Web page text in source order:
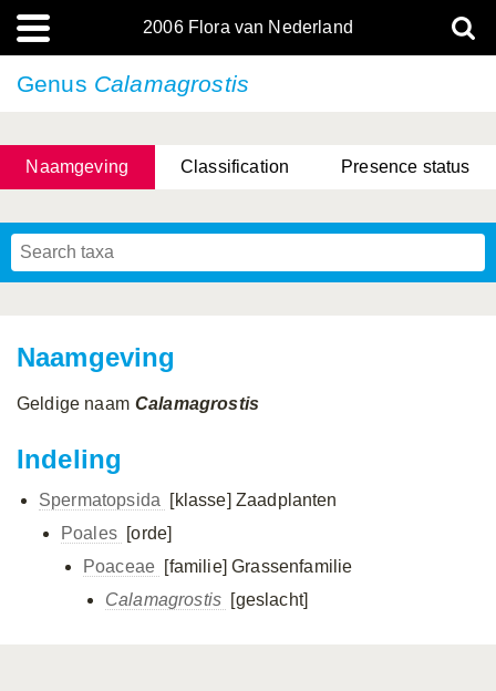
2006 Flora van Nederland
Genus Calamagrostis
Naamgeving Classification Presence status
Naamgeving
Geldige naam Calamagrostis
Indeling
Spermatopsida [klasse] Zaadplanten
Poales [orde]
Poaceae [familie] Grassenfamilie
Calamagrostis [geslacht]